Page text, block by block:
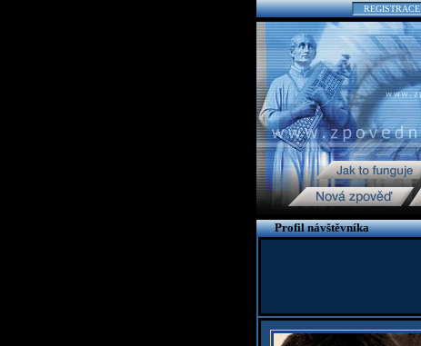
REGISTRACE
Profil návštěvníka